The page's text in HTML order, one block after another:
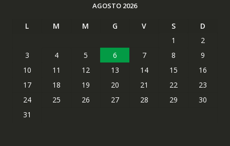
AGOSTO 2026
L M M G V S
D
1
2
3
4 5 6 7 8
9
10
11 12 13 14 15
16
17
18 19 20 21 22
23
24
25 26 27 28 29
30
31